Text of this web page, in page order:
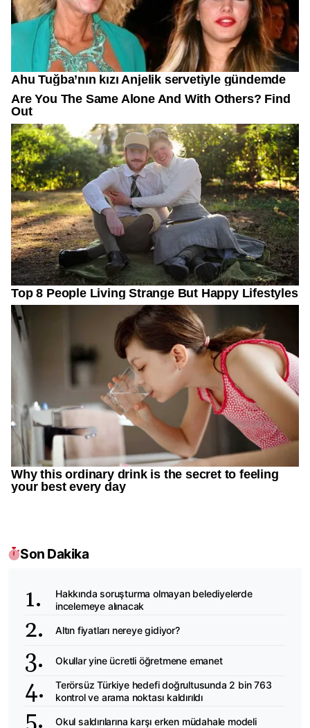
Son Dakika
Hakkında soruşturma olmayan belediyelerde
incelemeye alınacak
Altın fiyatları nereye gidiyor?
Okullar yine ücretli öğretmene emanet
Terörsüz Türkiye hedefi doğrultusunda 2 bin 763
kontrol ve arama noktası kaldırıldı
Okul saldırılarına karşı erken müdahale modeli